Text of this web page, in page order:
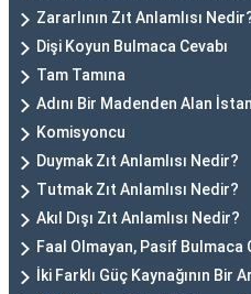
Zararlının Zıt Anlamlısı
Dişi Koyun Bulmaca Cevabı
Tam Tamına
Adını Bir Madenden Alan
Komisyoncu
Duymak Zıt Anlamlısı Nedir?
Tutmak Zıt Anlamlısı Nedir?
Akıl Dışı Zıt Anlamlısı Nedir?
Faal Olmayan, Pasif Bulmaca
İki Farklı Güç Kaynağının Bir